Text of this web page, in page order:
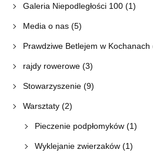
Galeria Niepodległości 100(1)
Media o nas(5)
Prawdziwe Betlejem w Kochanach
rajdy rowerowe(3)
Stowarzyszenie(9)
Warsztaty(2)
Pieczenie podpłomyków(1)
Wyklejanie zwierzaków(1)